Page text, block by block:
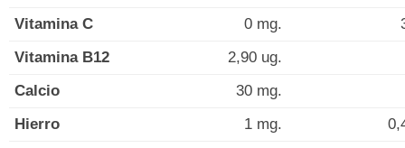
Vitamina C
0 mg.
Vitamina B12
2,90 ug.
Calcio
30 mg.
Hierro
1 mg.